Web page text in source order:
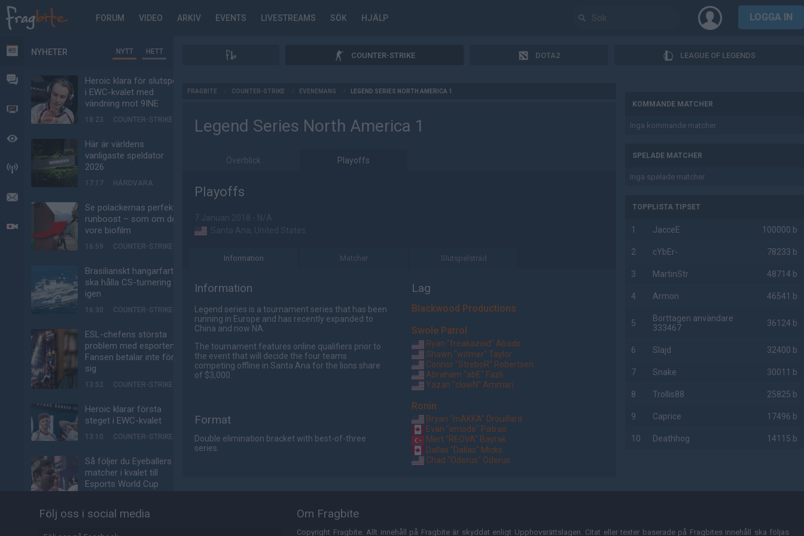
FORUM VIDEO ARKIV EVENTS LIVESTREAMS SÖK HJÄLP LOGGA IN
NYHETER
VIDEO
BEVAKAT
HÄNDELSER
LIVESÄNDNINGAR
NYHETER NYTT HETT
Heroic klara för slutspel
i EWC-kvalet med
vändning mot 9INE
18:23 COUNTER-STRIKE
Här är världens
vanligaste speldator
2026
17:17 HÅRDVARA
Se polackernas perfekta
runboost – som om det
vore biofilm
16:59 COUNTER-STRIKE
Brasilianskt hangarfartyg
ska hålla CS-turnering –
igen
16:30 COUNTER-STRIKE
ESL-chefens största
problem med esporten:
Fansen betalar inte för
sig
13:52 COUNTER-STRIKE
Heroic klarar första
steget i EWC-kvalet
13:10 COUNTER-STRIKE
Så följer du Eyeballers
matcher i kvalet till
Esports World Cup
COUNTER-STRIKE DOTA2 LEAGUE OF LEGENDS
FRAGBITE COUNTER-STRIKE EVENEMANG LEGEND SERIES NORTH AMERICA 1
Legend Series North America 1
Överblick Playoffs
Playoffs
7 Januari 2018 - N/A
Santa Ana, United States
Information Matcher Slutspelsträd
Information
Legend series is a tournament series that has been
running in Europe and has recently expanded to
China and now NA.
The tournament features online qualifiers prior to
the event that will decide the four teams
competing offline in Santa Ana for the lions share
of $3,000.
Format
Double elimination bracket with best-of-three
series.
Lag
Blackwood Productions
Swole Patrol
Ryan "freakazoid" Abadir
Shawn "witmer" Taylor
Connor "StreboR" Robertsen
Abraham "abE" Fazli
Yazan "clowN" Ammari
Ronin
Bryan "mAKKA" Drouillard
Evan "emode" Patrao
Mert "REOVA" Bayrak
Dallas "Dallas" Micks
Chad "Oderus" Oderus
KOMMANDE MATCHER
Inga kommande matcher.
SPELADE MATCHER
Inga spelade matcher.
TOPPLISTA TIPSET
1 JacceE 100000 b
2 cYbEr- 78233 b
3 MartinStr 48714 b
4 Armon 46541 b
5
Borttagen användare
333467
36124 b
6 Slajd 32400 b
7 Snake 30011 b
8 Trollis88 25825 b
9 Caprice 17496 b
10 Deathhog 14115 b
Följ oss i social media Om Fragbite
Copyright Fragbite. Allt innehåll på Fragbite är skyddat enligt Upphovsrättslagen. Citat eller texter baserade på Fragbites innehåll ska följas